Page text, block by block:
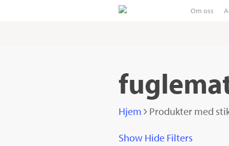
Om oss
Hjem Produkter med
Show Hide Filters